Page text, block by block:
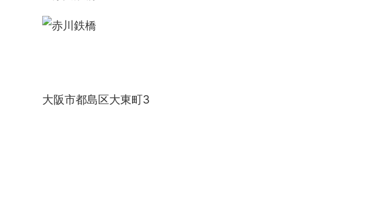
大阪市都島区大東町3